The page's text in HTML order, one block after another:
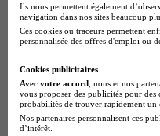
Ils nous permettent également
navigation dans nos sites beaucoup
Ces cookies ou traceurs permettent
personnalisée des offres d'emploi ou
Cookies publicitaires
Avec votre accord , nous et nos
vous proposer des publicités pour
probabilités de trouver rapidement un
Nos partenaires personnalisent ces
d’intérêt.